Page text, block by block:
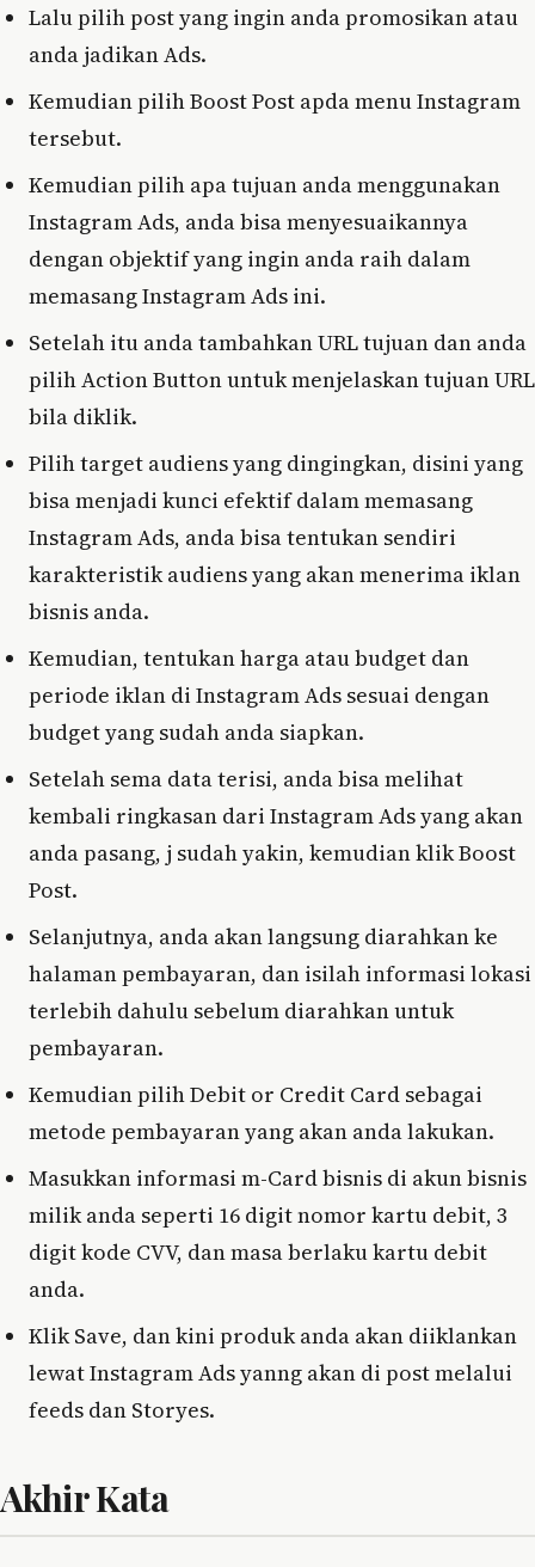
Lalu pilih post yang ingin anda promosikan atau
anda jadikan Ads.
Kemudian pilih Boost Post apda menu Instagram
tersebut.
Kemudian pilih apa tujuan anda menggunakan
Instagram Ads, anda bisa menyesuaikannya
dengan objektif yang ingin anda raih dalam
memasang Instagram Ads ini.
Setelah itu anda tambahkan URL tujuan dan anda
pilih Action Button untuk menjelaskan tujuan URL
bila diklik.
Pilih target audiens yang dingingkan, disini yang
bisa menjadi kunci efektif dalam memasang
Instagram Ads, anda bisa tentukan sendiri
karakteristik audiens yang akan menerima iklan
bisnis anda.
Kemudian, tentukan harga atau budget dan
periode iklan di Instagram Ads sesuai dengan
budget yang sudah anda siapkan.
Setelah sema data terisi, anda bisa melihat
kembali ringkasan dari Instagram Ads yang akan
anda pasang, j sudah yakin, kemudian klik Boost
Post.
Selanjutnya, anda akan langsung diarahkan ke
halaman pembayaran, dan isilah informasi lokasi
terlebih dahulu sebelum diarahkan untuk
pembayaran.
Kemudian pilih Debit or Credit Card sebagai
metode pembayaran yang akan anda lakukan.
Masukkan informasi m-Card bisnis di akun bisnis
milik anda seperti 16 digit nomor kartu debit, 3
digit kode CVV, dan masa berlaku kartu debit
anda.
Klik Save, dan kini produk anda akan diiklankan
lewat Instagram Ads yanng akan di post melalui
feeds dan Storyes.
Akhir Kata